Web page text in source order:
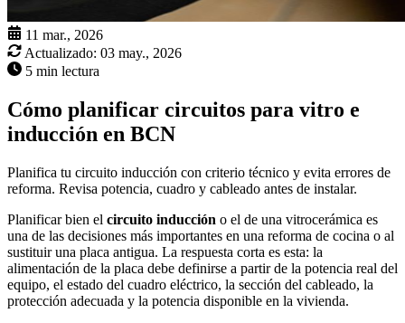
11 mar., 2026
Actualizado: 03 may., 2026
5 min lectura
Cómo planificar circuitos para vitro e
inducción en BCN
Planifica tu circuito inducción con criterio técnico y evita errores de
reforma. Revisa potencia, cuadro y cableado antes de instalar.
Planificar bien el circuito inducción o el de una vitrocerámica es
una de las decisiones más importantes en una reforma de cocina o al
sustituir una placa antigua. La respuesta corta es esta: la
alimentación de la placa debe definirse a partir de la potencia real del
equipo, el estado del cuadro eléctrico, la sección del cableado, la
protección adecuada y la potencia disponible en la vivienda.